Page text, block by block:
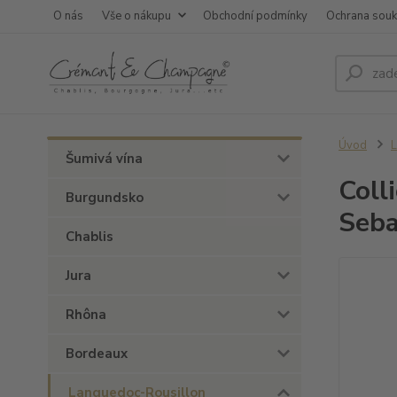
O nás Vše o nákupu Obchodní podmínky Ochrana
Šumivá vína
Burgundsko
Chablis
Jura
Rhôna
Bordeaux
Languedoc-Rousillon
Úvod